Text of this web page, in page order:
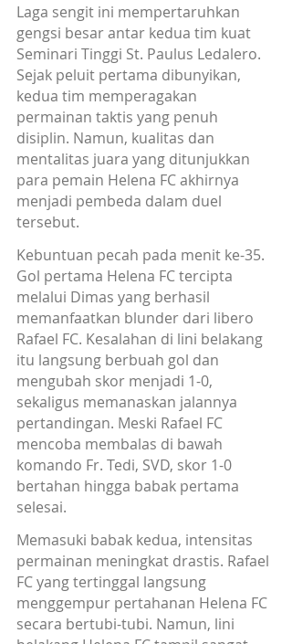
Laga sengit ini mempertaruhkan
gengsi besar antar kedua tim kuat
Seminari Tinggi St. Paulus Ledalero.
Sejak peluit pertama dibunyikan,
kedua tim memperagakan
permainan taktis yang penuh
disiplin. Namun, kualitas dan
mentalitas juara yang ditunjukkan
para pemain Helena FC akhirnya
menjadi pembeda dalam duel
tersebut.
Kebuntuan pecah pada menit ke-35.
Gol pertama Helena FC tercipta
melalui Dimas yang berhasil
memanfaatkan blunder dari libero
Rafael FC. Kesalahan di lini belakang
itu langsung berbuah gol dan
mengubah skor menjadi 1-0,
sekaligus memanaskan jalannya
pertandingan. Meski Rafael FC
mencoba membalas di bawah
komando Fr. Tedi, SVD, skor 1-0
bertahan hingga babak pertama
selesai.
Memasuki babak kedua, intensitas
permainan meningkat drastis. Rafael
FC yang tertinggal langsung
menggempur pertahanan Helena FC
secara bertubi-tubi. Namun, lini